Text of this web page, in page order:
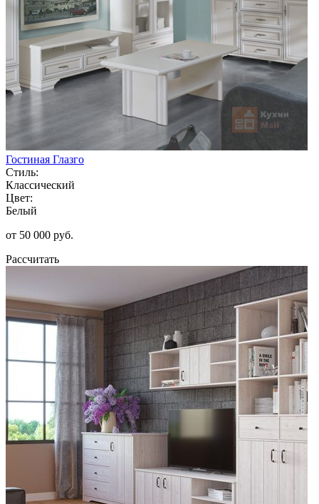
Гостиная Глазго
Стиль:
Классический
Цвет:
Белый
от 50 000 руб.
Рассчитать